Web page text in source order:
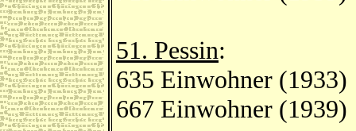
51. Pessin:
635 Einwohner (1933)
667 Einwohner (1939)